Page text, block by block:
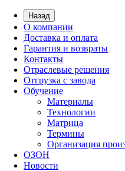
Назад
О компании
Доставка и оплата
Гарантия и возвраты
Контакты
Отраслевые решения
Отгрузка с завода
Обучение
Материалы
Технологии
Матрица
Термины
Организация
ОЗОН
Новости